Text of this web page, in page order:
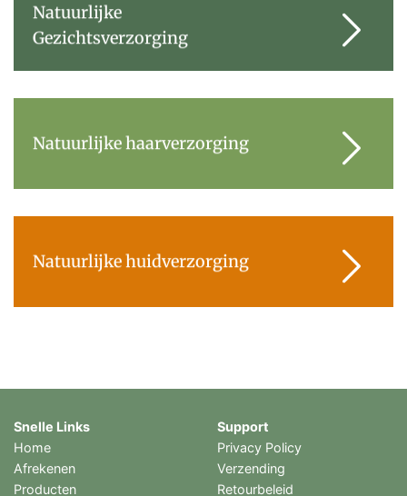
Natuurlijke
Gezichtsverzorging
Natuurlijke haarverzorging
Natuurlijke huidverzorging
Snelle Links
Home
Afrekenen
Producten
Support
Privacy Policy
Verzending
Retourbeleid